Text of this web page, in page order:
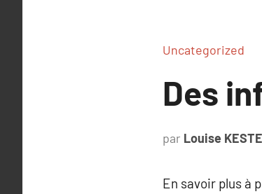
Uncategorized
Des
par Louise
En savoir plus à